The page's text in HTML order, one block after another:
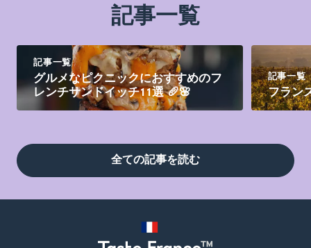
記事一覧
記事一覧
グルメなピクニックにおすすめのフ
レンチサンドイッチ11選 🥖🌸
記事一覧
フラン
全ての記事を読む